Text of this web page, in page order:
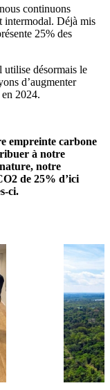
continuons
intermodal. Déjà mis
25% des
utilise désormais le
d’augmenter
2024.
empreinte carbone
à notre
notre
de 25% d’ici
ci.